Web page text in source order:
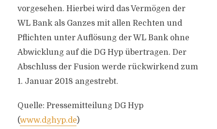
vorgesehen. Hierbei wird das Vermögen der
WL Bank als Ganzes mit allen Rechten und
Pflichten unter Auflösung der WL Bank ohne
Abwicklung auf die DG Hyp übertragen. Der
Abschluss der Fusion werde rückwirkend zum
1. Januar 2018 angestrebt.
Quelle: Pressemitteilung DG Hyp
(www.dghyp.de)